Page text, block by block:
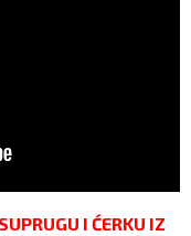
I ĆERKU IZ